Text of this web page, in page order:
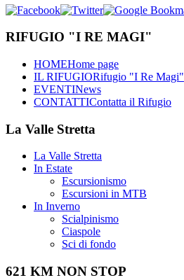
RIFUGIO "I RE MAGI"
HOMEHome page
IL RIFUGIORifugio "I Re Magi"
EVENTINews
CONTATTIContatta il Rifugio
La Valle Stretta
La Valle Stretta
In Estate
Escursionismo
Escursioni in MTB
In Inverno
Scialpinismo
Ciaspole
Sci di fondo
621 KM NON STOP